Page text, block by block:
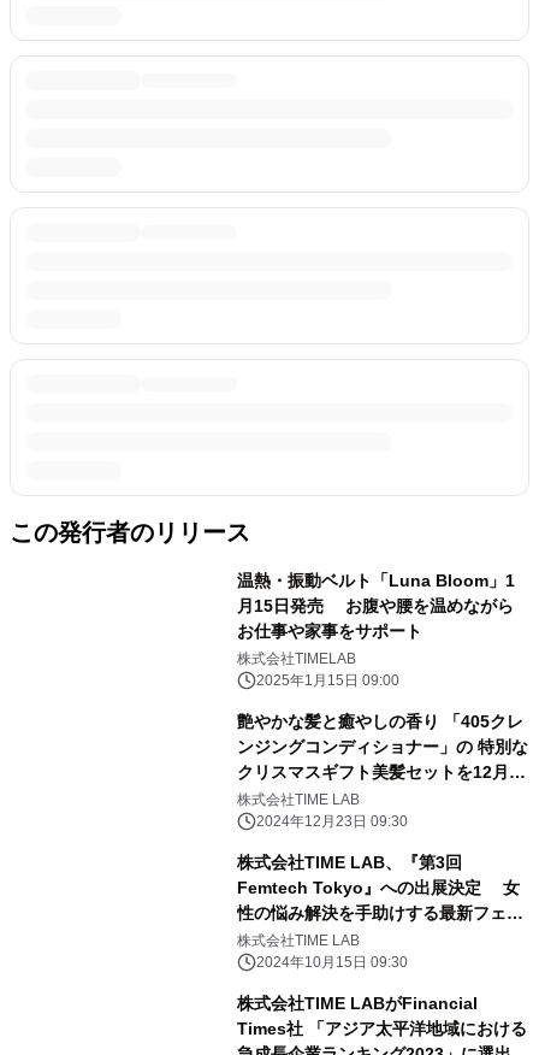
この発行者のリリース
温熱・振動ベルト「Luna Bloom」1
月15日発売 お腹や腰を温めながら
お仕事や家事をサポート
株式会社TIMELAB
2025年1月15日 09:00
艶やかな髪と癒やしの香り 「405クレ
ンジングコンディショナー」の 特別な
クリスマスギフト美髪セットを12月25
日迄販売
株式会社TIME LAB
2024年12月23日 09:30
株式会社TIME LAB、『第3回
Femtech Tokyo』への出展決定 女
性の悩み解決を手助けする最新フェム
テックを展示
株式会社TIME LAB
2024年10月15日 09:30
株式会社TIME LABがFinancial
Times社 「アジア太平洋地域における